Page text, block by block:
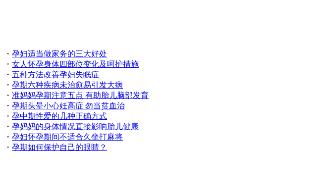
・ 孕妇适当做家务的三大好处
・ 女人怀孕身体四部位变化及呵护措施
・ 五种方法改善孕妇失眠症
・ 孕期六种疾病未治愈易引发大病
・ 准妈妈孕期注意五点 有助胎儿脑部发育
・ 孕期头晕小心妊高症 勿当贫血治
・ 孕中期性爱的几种正确方式
・ 孕妈妈的身体情况直接影响胎儿健康
・ 孕妇怀孕期间不适合久坐打麻将
・ 孕期如何保护自己的眼睛？